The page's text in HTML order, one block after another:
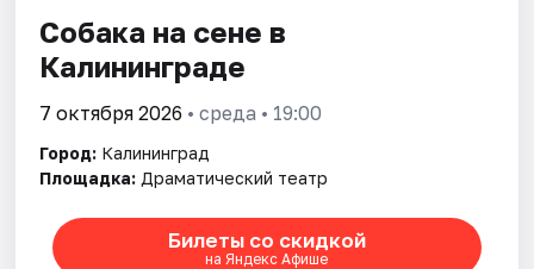
Площадки
Артисты
Рейтинги
Собака на сене в
Калининграде
7 октября 2026 • среда • 19:00
Город: Калининград
Площадка: Драматический театр
Билеты со скидкой
на Яндекс Афише